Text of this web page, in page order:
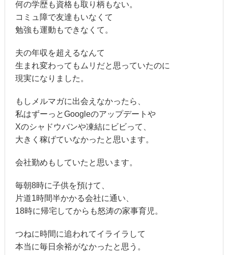
何の学歴も資格も取り柄もない。
コミュ障で友達もいなくて
勉強も運動もできなくて。
夫の年収を超えるなんて
生まれ変わってもムリだと思っていたのに
現実になりました。
もしメルマガに出会えなかったら、
私はずーっとGoogleのアップデートや
Xのシャドウバンや凍結にビビって、
大きく稼げていなかったと思います。
会社勤めもしていたと思います。
毎朝8時に子供を預けて、
片道1時間半かかる会社に通い、
18時に帰宅してからも怒涛の家事育児。
つねに時間に追われてイライラして
本当に毎日余裕がなかったと思う。